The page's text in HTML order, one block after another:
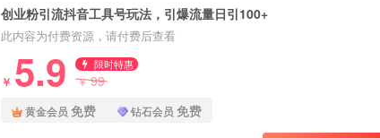
创业粉引流抖音工具号玩法，引爆流量日引100+
此内容为付费资源，请付费后查看
￥ 5.9 限时特惠
￥99
黄金会员 免费 钻石会员 免费